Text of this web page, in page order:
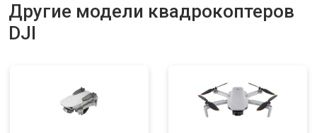
Другие модели квадрокоптеров
DJI